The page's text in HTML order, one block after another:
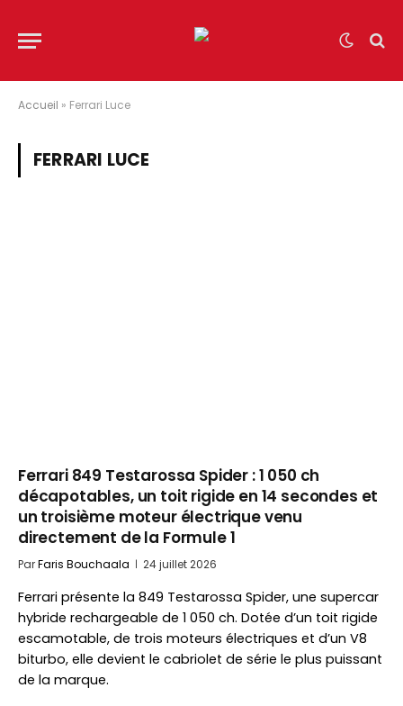
Accueil » Ferrari Luce
FERRARI LUCE
Ferrari 849 Testarossa Spider : 1 050 ch
décapotables, un toit rigide en 14 secondes et
un troisième moteur électrique venu
directement de la Formule 1
ParFaris Bouchaala 24 juillet 2026
Ferrari présente la 849 Testarossa Spider, une supercar
hybride rechargeable de 1 050 ch. Dotée d’un toit rigide
escamotable, de trois moteurs électriques et d’un V8
biturbo, elle devient le cabriolet de série le plus puissant
de la marque.